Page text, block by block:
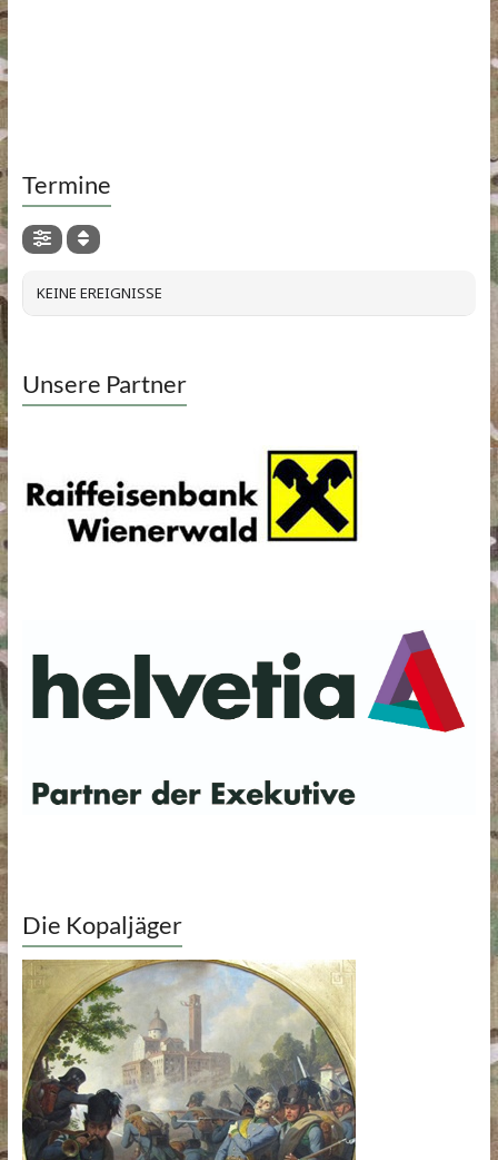
Termine
KEINE EREIGNISSE
Unsere Partner
Die Kopaljäger